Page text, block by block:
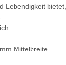
Lebendigkeit bietet,
Mittelbreite